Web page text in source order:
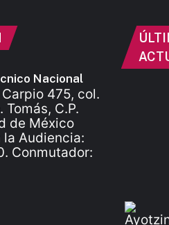
Nacional
475, col.
Tomás, C.P.
de México
Audiencia:
Conmutador: